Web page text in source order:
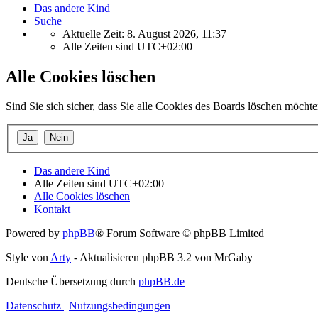
Das andere Kind
Suche
Aktuelle Zeit: 8. August 2026, 11:37
Alle Zeiten sind UTC+02:00
Alle Cookies löschen
Sind Sie sich sicher, dass Sie alle Cookies des Boards löschen
Das andere Kind
Alle Zeiten sind UTC+02:00
Alle Cookies löschen
Kontakt
Powered by phpBB® Forum Software © phpBB Limited
Style von Arty - Aktualisieren phpBB 3.2 von MrGaby
Deutsche Übersetzung durch phpBB.de
Datenschutz | Nutzungsbedingungen